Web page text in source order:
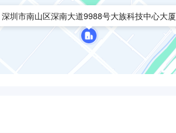
深圳市南山区深南大道9988号大族科技中心大厦